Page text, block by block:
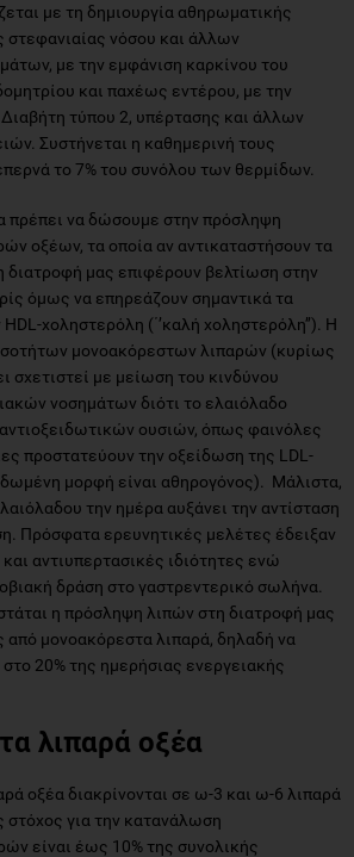
με τη δημιουργία αθηρωματικής
στεφανιαίας νόσου και άλλων
με την εμφάνιση καρκίνου του
και παχέως εντέρου, με την
τύπου 2, υπέρτασης και άλλων
Συστήνεται η καθημερινή τους
το 7% του συνόλου των θερμίδων.
πρέπει να δώσουμε στην πρόσληψη
οξέων, τα οποία αν αντικαταστήσουν τα
διατροφή μας επιφέρουν βελτίωση στην
όμως να επηρεάζουν σημαντικά τα
HDL-χοληστερόλη (΄’καλή χοληστερόλη’’). Η
μονοακόρεστων λιπαρών (κυρίως
σχετιστεί με μείωση του κινδύνου
νοσημάτων διότι το ελαιόλαδο
ουσιών, όπως φαινόλες
προστατεύουν την οξείδωση της LDL-
μορφή είναι αθηρογόνος). Μάλιστα,
την ημέρα αυξάνει την αντίσταση
Πρόσφατα ερευνητικές μελέτες έδειξαν
αντιυπερτασικές ιδιότητες ενώ
δράση στο γαστρεντερικό σωλήνα.
η πρόσληψη λιπών στη διατροφή μας
από μονοακόρεστα λιπαρά, δηλαδή να
στο 20% της ημερήσιας ενεργειακής
λιπαρά οξέα
οξέα διακρίνονται σε ω-3 και ω-6 λιπαρά
για την κατανάλωση
είναι έως 10% της συνολικής